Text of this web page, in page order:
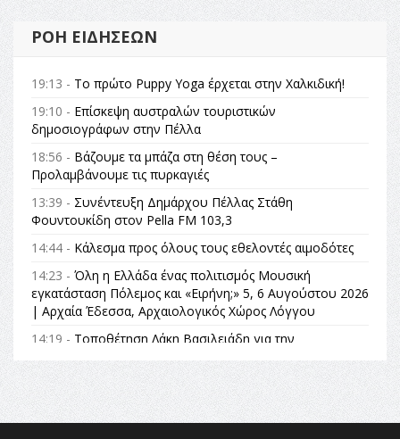
ΡΟΉ ΕΙΔΉΣΕΩΝ
19:13 - Το πρώτο Puppy Yoga έρχεται στην Χαλκιδική!
19:10 - Επίσκεψη αυστραλών τουριστικών
δημοσιογράφων στην Πέλλα
18:56 - Βάζουμε τα μπάζα στη θέση τους –
Προλαμβάνουμε τις πυρκαγιές
13:39 - Συνέντευξη Δημάρχου Πέλλας Στάθη
Φουντουκίδη στον Pella FM 103,3
14:44 - Κάλεσμα προς όλους τους εθελοντές αιμοδότες
14:23 - Όλη η Ελλάδα ένας πολιτισμός Μουσική
εγκατάσταση Πόλεμος και «Ειρήνη;» 5, 6 Αυγούστου 2026
| Αρχαία Έδεσσα, Αρχαιολογικός Χώρος Λόγγου
14:19 - Τοποθέτηση Λάκη Βασιλειάδη για την
Αναθεώρηση του Συντάγματος: «Σε τέτοιες κορυφαίες
θεσμικές διαδικασίες υπάρχει μόνο η ευθύνη απέναντι
στις επόμενες γενιές»
16:35 -Το πρόγραμμα του ΠΑΟΚ στον δεύτερο γύρο του